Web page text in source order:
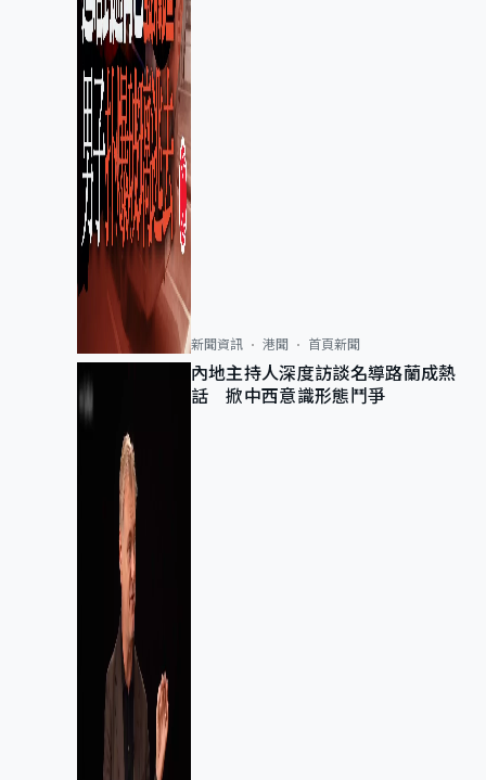
新聞資訊 港聞 首頁新聞
內地主持人深度訪談名導路蘭成熱
話 掀中西意識形態鬥爭